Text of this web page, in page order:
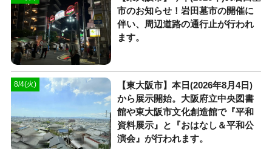
市のお知らせ！岩田墓市の開催に
伴い、周辺道路の通行止が行われ
ます。
8/4(火)
【東大阪市】本日(2026年8月4日)
から展示開始。大阪府立中央図書
館や東大阪市文化創造館で『平和
資料展示』と『おはなし＆平和公
演会』が行われます。